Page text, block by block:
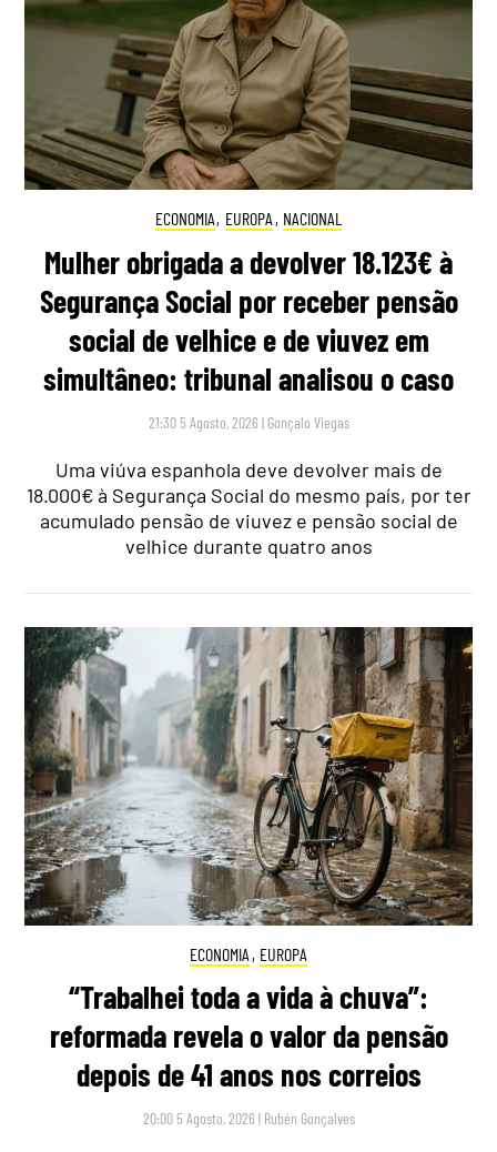
ECONOMIA, EUROPA , NACIONAL
Mulher obrigada a devolver 18.123€ à
Segurança Social por receber pensão
social de velhice e de viuvez em
simultâneo: tribunal analisou o caso
21:30 5 Agosto, 2026 | Gonçalo Viegas
Uma viúva espanhola deve devolver mais de
18.000€ à Segurança Social do mesmo país, por ter
acumulado pensão de viuvez e pensão social de
velhice durante quatro anos
ECONOMIA , EUROPA
“Trabalhei toda a vida à chuva”:
reformada revela o valor da pensão
depois de 41 anos nos correios
20:00 5 Agosto, 2026 | Rubén Gonçalves